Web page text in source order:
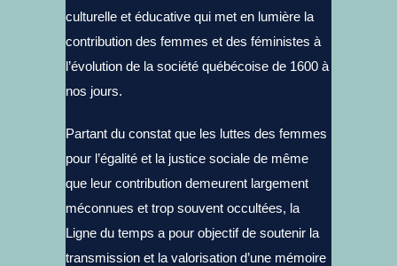
culturelle et éducative qui met en lumière la
contribution des femmes et des féministes à
l’évolution de la société québécoise de 1600 à
nos jours.
Partant du constat que les luttes des femmes
pour l’égalité et la justice sociale de même
que leur contribution demeurent largement
méconnues et trop souvent occultées, la
Ligne du temps a pour objectif de soutenir la
transmission et la valorisation d’une mémoire